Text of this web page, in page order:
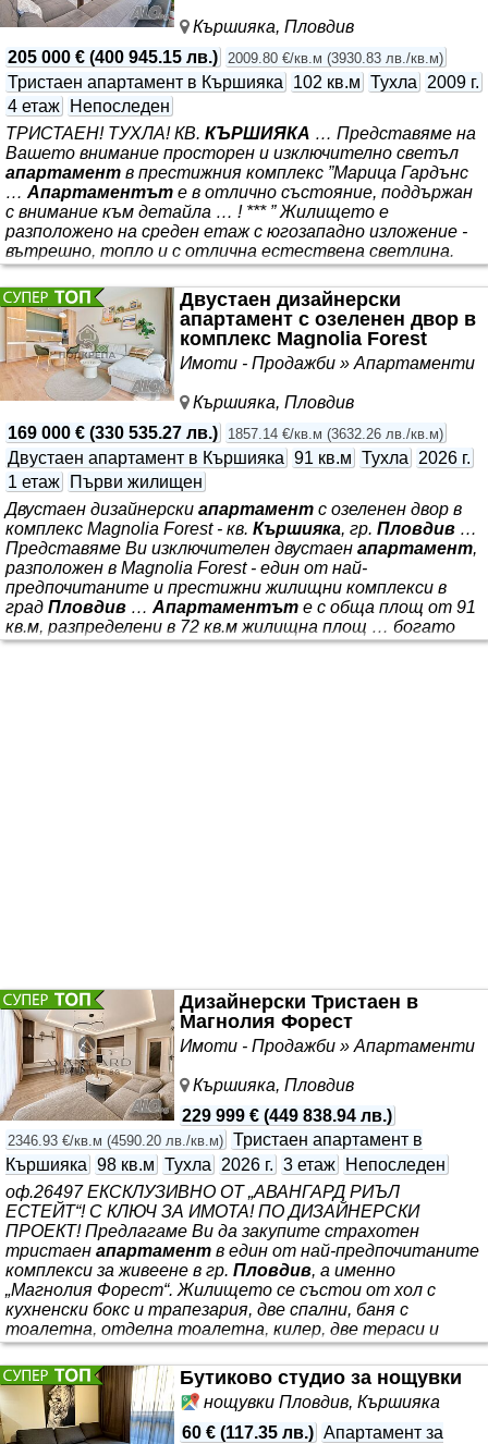
Кършияка, Пловдив
205 000 € (400 945.15 лв.) 2009.80 €/кв.м (3930.83 лв./кв.м)
Тристаен апартамент в Кършияка 102 кв.м Тухла 2009 г.
4 етаж
Непоследен
ТРИСТАЕН! ТУХЛА! КВ. КЪРШИЯКА … Представяме на
Вашето внимание просторен и изключително светъл
апартамент в престижния комплекс ”Марица Гардънс
…Апартаментът е в отлично състояние, поддържан
с внимание към детайла … ! *** ” Жилището е
разположено на среден етаж с югозападно изложение -
вътрешно, топло и с отлична естествена светлина.
Разпределение: просторен слънчев хол с кухненска и
трапезарна част, две самостоятелни спални, баня с
тоалетна и втора тоалетна, обособена като перално
помещение. Терасата е с безпрофилно остъкляване. ***
. Отоплението е решено с подови климатици. Продава
се напълно обзаведен
Двустаен дизайнерски
апартамент с озеленен двор в
комплекс Magnolia Forest
Имоти - Продажби » Апартаменти
Кършияка, Пловдив
169 000 € (330 535.27 лв.) 1857.14 €/кв.м (3632.26 лв./кв.м)
Двустаен апартамент в Кършияка 91 кв.м Тухла 2026 г.
1 етаж
Първи жилищен
Двустаен дизайнерски апартамент с озеленен двор в
комплекс Magnolia Forest - кв. Кършияка, гр. Пловдив …
Представяме Ви изключителен двустаен апартамент,
разположен в Magnolia Forest - един от най-
предпочитаните и престижни жилищни комплекси в
град Пловдив …Апартаментът е с обща площ от 91
кв.м, разпределени в 72 кв.м жилищна площ … богато
озеленяване, спокойна жилищна среда и удобна локация
Дизайнерски Тристаен в
Магнолия Форест
Имоти - Продажби » Апартаменти
Кършияка, Пловдив
229 999 € (449 838.94 лв.)
2346.93 €/кв.м (4590.20 лв./кв.м) Тристаен апартамент в
Кършияка 98 кв.м Тухла 2026 г. 3 етаж
Непоследен
оф.26497 ЕКСКЛУЗИВНО ОТ „АВАНГАРД РИЪЛ
ЕСТЕЙТ“! С КЛЮЧ ЗА ИМОТА! ПО ДИЗАЙНЕРСКИ
ПРОЕКТ! Предлагаме Ви да закупите страхотен
тристаен апартамент в един от най-предпочитаните
комплекси за живеене в гр. Пловдив, а именно
„Магнолия Форест“. Жилището се състои от хол с
кухненски бокс и трапезария, две спални, баня с
тоалетна, отделна тоалетна, килер, две тераси и
коридор. Имотът, който Ви предлагаме да закупите, се
продава изцяло обзаведен, с мебели и електроуреди от
най-висок клас. Намира се на спокойна и комуникативна
локация, с бърз достъп до всичко необходимо за уреден и
комфортен
Бутиково студио за нощувки
нощувки Пловдив, Кършияка
60 € (117.35 лв.) Апартамент за